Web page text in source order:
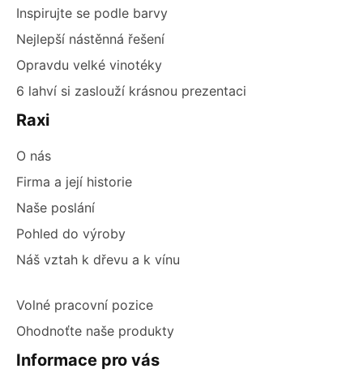
Inspirujte se podle barvy
Nejlepší nástěnná řešení
Opravdu velké vinotéky
6 lahví si zaslouží krásnou prezentaci
Raxi
O nás
Firma a její historie
Naše poslání
Pohled do výroby
Náš vztah k dřevu a k vínu
Volné pracovní pozice
Ohodnoťte naše produkty
Informace pro vás